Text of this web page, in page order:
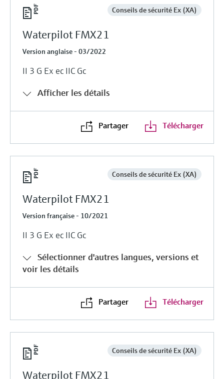
Conseils de sécurité Ex (XA)
Waterpilot FMX21
Version anglaise - 03/2022
II 3 G Ex ec IIC Gc
Afficher les détails
Partager Télécharger
Conseils de sécurité Ex (XA)
Waterpilot FMX21
Version française - 10/2021
II 3 G Ex ec IIC Gc
Sélectionner d'autres langues, versions et
voir les détails
Partager Télécharger
Conseils de sécurité Ex (XA)
Waterpilot FMX21